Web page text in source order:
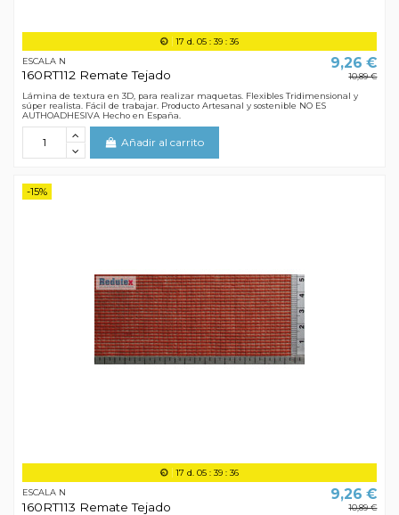
17 d. 05 :39 :35
ESCALA N
160RT112 Remate Tejado
9,26 €
10,89 €
Lámina de textura en 3D, para realizar maquetas. Flexibles Tridimensional y
súper realista. Fácil de trabajar. Producto Artesanal y sostenible NO ES
AUTHOADHESIVA Hecho en España.
Añadir al carrito
-15%
17 d. 05 :39 :35
ESCALA N
160RT113 Remate Tejado
9,26 €
10,89 €